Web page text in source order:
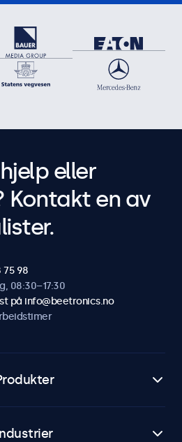
eller
Kontakt en av
75 98
08:30–17:30
på info@beetronics.no